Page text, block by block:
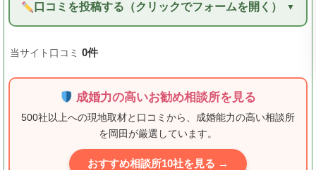
口コミを投稿する（クリックでフォームを開く）
当サイト口コミ 0件
成婚力の高いお勧め相談所を見る
500社以上への現地取材と口コミから、成婚能力の高い相談所
を岡田が厳選しています。
おすすめ相談所10社を見る →